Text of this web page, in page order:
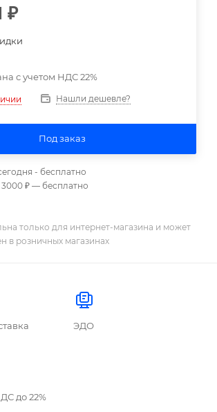
₽
с учетом НДС 22%
Нашли дешевле?
Под заказ
- бесплатно
3000 ₽ — бесплатно
только для интернет-магазина и может
в розничных магазинах
ЭДО
до 22%